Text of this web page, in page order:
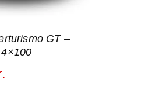
GT –
4×100